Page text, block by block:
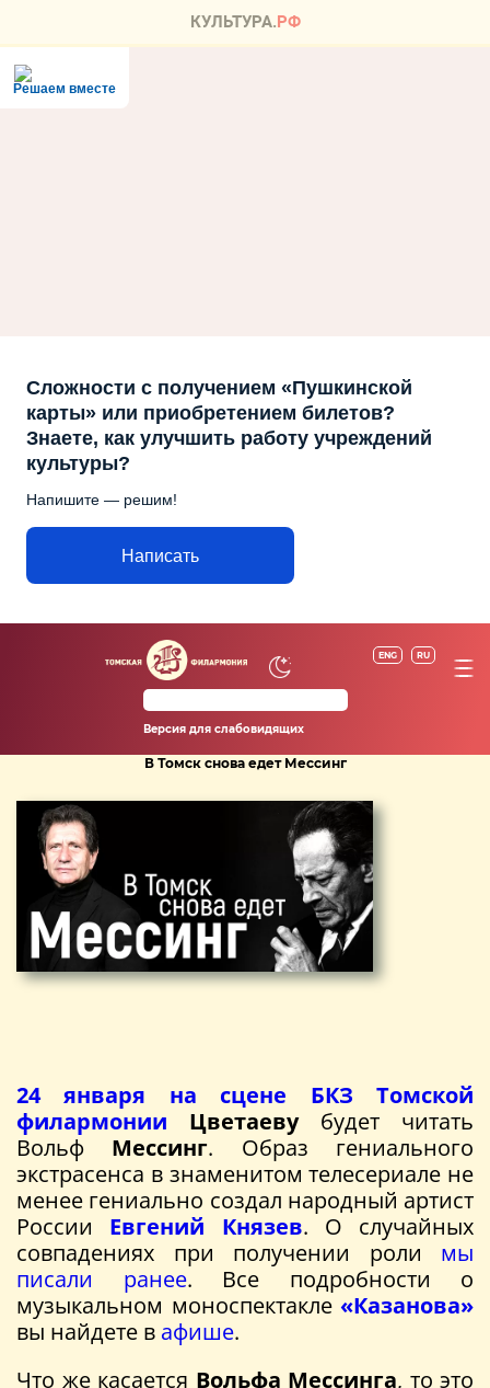
Решаем вместе
Сложности с получением «Пушкинской
карты» или приобретением билетов?
Знаете, как улучшить работу учреждений
культуры?
Напишите — решим!
Написать
ENG RU
Версия для слабовидящих
В Томск снова едет Мессинг
24 января на сцене БКЗ Томской
филармонии
Цветаевубудет читать
Вольф Мессинг. Образ гениального
экстрасенса в знаменитом телесериале не
менее гениально создал народный артист
России Евгений Князев. О случайных
совпадениях при получении роли мы
писали ранее. Все подробности о
музыкальном моноспектакле «Казанова»
вы найдете в афише.
Что же касается Вольфа Мессинга, то это